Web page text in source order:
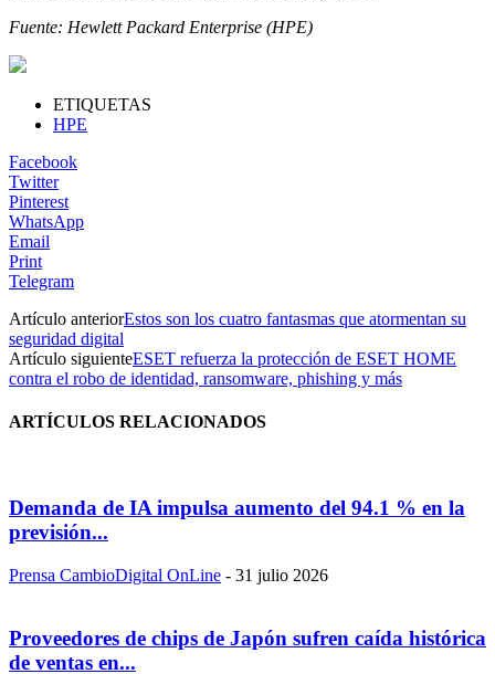
Fuente: Hewlett Packard Enterprise (HPE)
ETIQUETAS
HPE
Facebook
Twitter
Pinterest
WhatsApp
Email
Print
Telegram
Artículo anteriorEstos son los cuatro fantasmas que atormentan su
seguridad digital
Artículo siguienteESET refuerza la protección de ESET HOME
contra el robo de identidad, ransomware, phishing y más
ARTÍCULOS RELACIONADOS
Demanda de IA impulsa aumento del 94.1 % en la
previsión...
Prensa CambioDigital OnLine - 31 julio 2026
Proveedores de chips de Japón sufren caída histórica
de ventas en...